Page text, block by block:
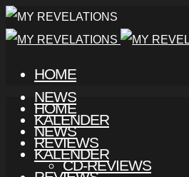
HOME
NEWS
KALENDER
REVIEWS
CD-REVIEWS
HOME
NEWS
KALENDER